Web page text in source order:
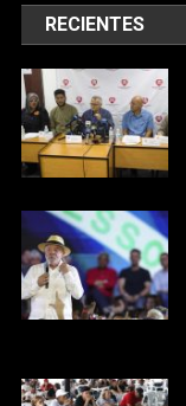
RECIENTES